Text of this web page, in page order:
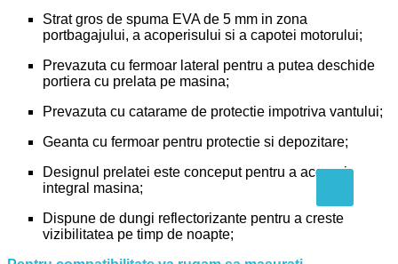
Strat gros de spuma EVA de 5 mm in zona
portbagajului, a acoperisului si a capotei motorului;
Prevazuta cu fermoar lateral pentru a putea deschide
portiera cu prelata pe masina;
Prevazuta cu catarame de protectie impotriva vantului;
Geanta cu fermoar pentru protectie si depozitare;
Designul prelatei este conceput pentru a acoperi
integral masina;
Dispune de dungi reflectorizante pentru a creste
vizibilitatea pe timp de noapte;